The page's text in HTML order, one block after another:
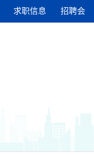
求职信息 招聘会